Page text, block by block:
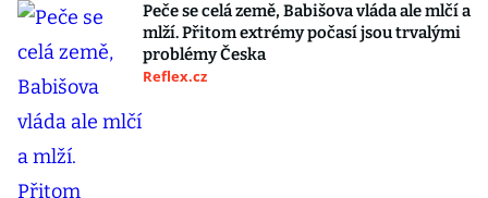
Peče se celá země, Babišova vláda ale mlčí a
mlží. Přitom extrémy počasí jsou trvalými
problémy Česka
Reflex.cz